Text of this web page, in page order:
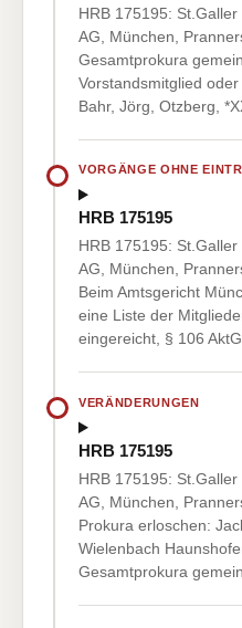
HRB 175195:
AG, München,
Gesamtprokura
Vorstandsmitglied
Bahr, Jörg, Otzberg,
VORGÄNGE OHNE
HRB 175195
HRB 175195:
AG, München,
Beim Amtsgericht
eine Liste der
eingereicht, § 106
VERÄNDERUNGEN
HRB 175195
HRB 175195:
AG, München,
Prokura erloschen:
Wielenbach
Gesamtprokura